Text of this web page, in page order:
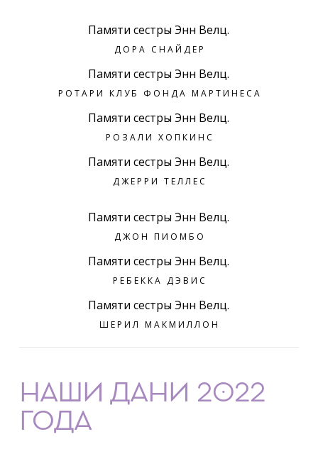
Памяти сестры Энн Велц.
ДОРА СНАЙДЕР
Памяти сестры Энн Велц.
РОТАРИ КЛУБ ФОНДА МАРТИНЕСА
Памяти сестры Энн Велц.
РОЗАЛИ ХОПКИНС
Памяти сестры Энн Велц.
ДЖЕРРИ ТЕЛЛЕС
Памяти сестры Энн Велц.
ДЖОН ПИОМБО
Памяти сестры Энн Велц.
РЕБЕККА ДЭВИС
Памяти сестры Энн Велц.
ШЕРИЛ МАКМИЛЛОН
НАШИ ДАНИ 2022
ГОДА